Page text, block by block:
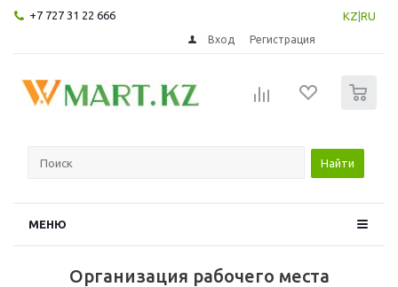
+7 727 31 22 666 KZ RU
Вход Регистрация
Найти
МЕНЮ
Организация рабочего места